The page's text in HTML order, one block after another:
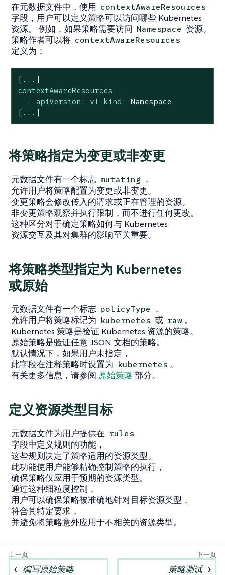
在元数据文件中，使用 contextAwareResources
字段，用户可以定义策略可以访问哪些 Kubernetes
资源。 例如，如果策略需要访问 Namespace 资源。
策略作者可以将 contextAwareResources
定义为：
[...]
contextAwareResources:
-
apiVersion: v1 kind:
Namespace
[...]
将策略指定为变更或非变更
元数据文件有一个标志 mutating ，
允许用户将策略配置为变更或非变更。
变更策略会修改传入的请求或正在管理的资源。
非变更策略观察并执行限制，而不进行任何更改。
这种区分对于确定策略如何与 Kubernetes
资源交互及其对集群的影响至关重要。
将策略类型指定为 Kubernetes
或原始
元数据文件有一个标志 policyType
，
允许用户将策略标记为 kubernetes 或 raw 。
Kubernetes 策略是验证 Kubernetes 资源的策略。
原始策略是验证任意 JSON 文档的策略。
默认情况下，如果用户未指定，
此字段在注释策略时设置为 kubernetes 。
有关更多信息，请参阅 原始策略 部分。
定义资源类型目标
元数据文件为用户提供在 rules
字段中定义规则的功能，
这些规则决定了策略适用的资源类型。
此功能使用户能够精确控制策略的执行，
确保策略仅应用于预期的资源类型。
通过这种细粒度控制，
用户可以确保策略被准确地针对目标资源类型，
符合其特定要求，
并避免将策略意外应用于不相关的资源类型。
编写原始策略 策略测试